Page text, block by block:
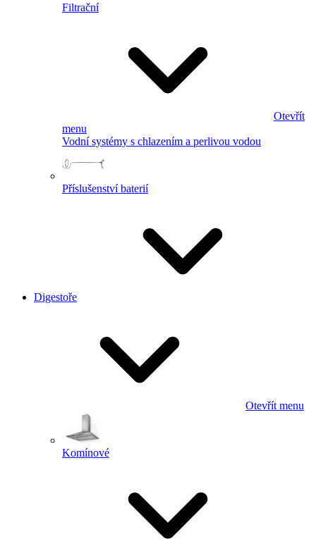
Filtrační
Otevřít
menu
Vodní systémy s chlazením a perlivou vodou
Příslušenství baterií
Digestoře
Otevřít menu
Komínové